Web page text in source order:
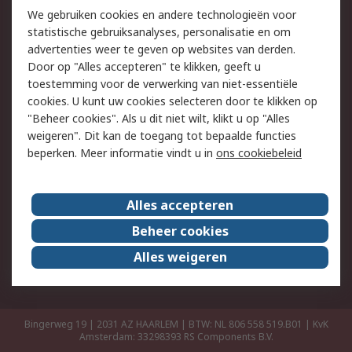
Track & Trace
Wettelijk
Cookiebeleid
Email veiligheid
Privacybeleid
Websitevoorwaarden
Algemene
verkoopvoorwaarden
Over RS
RS Group
Over ons
RS wereldwijd
Werken bij RS
ESG
Bingerweg 19 | 2031 AZ HAARLEM | BTW: NL 806 558 519.B01 | KvK
Amsterdam: 33298393 RS Components B.V.
We gebruiken cookies en andere technologieën voor
statistische gebruiksanalyses, personalisatie en om
advertenties weer te geven op websites van derden.
Door op "Alles accepteren" te klikken, geeft u
toestemming voor de verwerking van niet-essentiële
cookies. U kunt uw cookies selecteren door te klikken op
"Beheer cookies". Als u dit niet wilt, klikt u op "Alles
weigeren". Dit kan de toegang tot bepaalde functies
beperken. Meer informatie vindt u in ons cookiebeleid
Alles accepteren
Beheer cookies
Alles weigeren